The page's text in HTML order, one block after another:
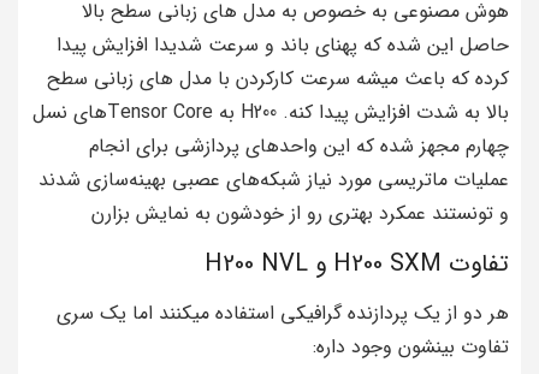
هوش مصنوعی به خصوص به مدل های زبانی سطح بالا
حاصل این شده که پهنای باند و سرعت شدیدا افزایش پیدا
کرده که باعث میشه سرعت کارکردن با مدل های زبانی سطح
بالا به شدت افزایش پیدا کنه. H200 به Tensor Coreهای نسل
چهارم مجهز شده که این واحدهای پردازشی برای انجام
عملیات ماتریسی مورد نیاز شبکه‌های عصبی بهینه‌سازی شدند
و تونستند عمکرد بهتری رو از خودشون به نمایش بزارن
تفاوت H200 SXM و H200 NVL
هر دو از یک پردازنده گرافیکی استفاده میکنند اما یک سری
تفاوت بینشون وجود داره: